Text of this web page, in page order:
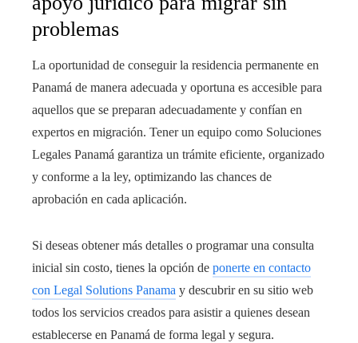
problemas
La oportunidad de conseguir la residencia permanente en
Panamá de manera adecuada y oportuna es accesible para
aquellos que se preparan adecuadamente y confían en
expertos en migración. Tener un equipo como Soluciones
Legales Panamá garantiza un trámite eficiente, organizado
y conforme a la ley, optimizando las chances de
aprobación en cada aplicación.
Si deseas obtener más detalles o programar una consulta
inicial sin costo, tienes la opción de ponerte en contacto
con Legal Solutions Panama y descubrir en su sitio web
todos los servicios creados para asistir a quienes desean
establecerse en Panamá de forma legal y segura.